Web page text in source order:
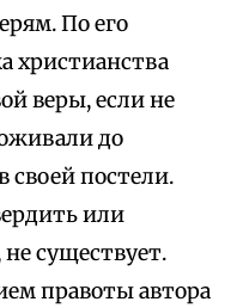
По его
христианства
веры, если не
до
своей постели.
или
существует.
правоты автора